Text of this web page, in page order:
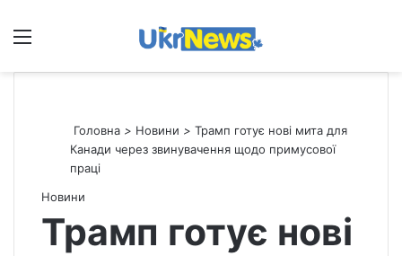
Меню
Головна > Новини > Трамп готує нові мита для
Канади через звинувачення щодо примусової
праці
Новини
Трамп готує нові